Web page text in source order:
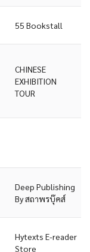
55 Bookstall
CHINESE
EXHIBITION
TOUR
Deep Publishing
By สถาพรบุ๊คส์
Hytexts E-reader
Store